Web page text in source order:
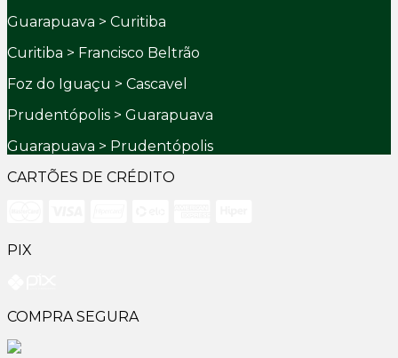
Guarapuava > Curitiba
Curitiba > Francisco Beltrão
Foz do Iguaçu > Cascavel
Prudentópolis > Guarapuava
Guarapuava > Prudentópolis
CARTÕES DE CRÉDITO
PIX
COMPRA SEGURA